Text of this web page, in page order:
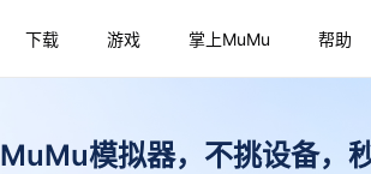
下载 游戏 掌上MuMu 帮助
MuMu模拟器，不挑设备，秒